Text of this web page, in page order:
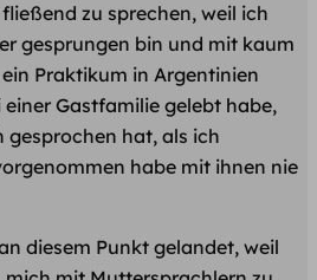
zu sprechen, weil ich
gesprungen bin und mit kaum
Praktikum in Argentinien
Gastfamilie gelebt habe,
gesprochen hat, als ich
habe mit ihnen nie
diesem Punkt gelandet, weil